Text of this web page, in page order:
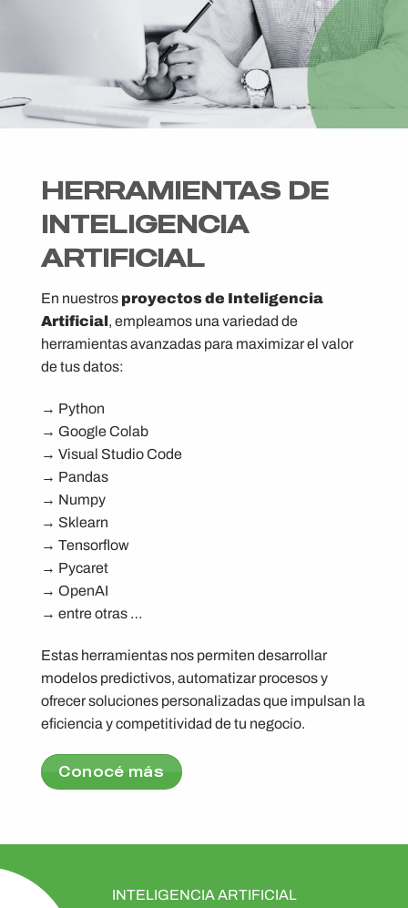
HERRAMIENTAS DE
INTELIGENCIA
ARTIFICIAL
En nuestros proyectos de Inteligencia
Artificial, empleamos una variedad de
herramientas avanzadas para maximizar el valor
de tus datos:
→ Python
→ Google Colab
→ Visual Studio Code
→ Pandas
→ Numpy
→ Sklearn
→ Tensorflow
→ Pycaret
→ OpenAI
→ entre otras …
Estas herramientas nos permiten desarrollar
modelos predictivos, automatizar procesos y
ofrecer soluciones personalizadas que impulsan la
eficiencia y competitividad de tu negocio​.
Conocé más
INTELIGENCIA ARTIFICIAL